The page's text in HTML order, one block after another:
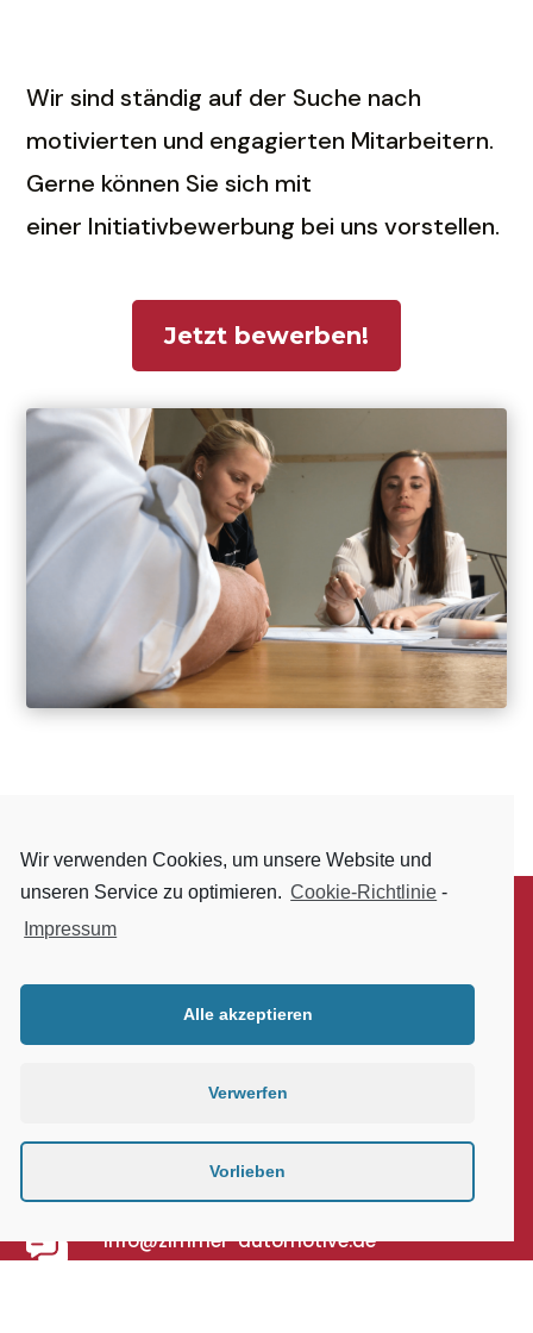
Wir sind ständig auf der Suche nach
motivierten und engagierten Mitarbeitern.
Gerne können Sie sich mit
einer Initiativbewerbung bei uns vorstellen.
Jetzt bewerben!
info@zimmer-automotive.de
Wir verwenden Cookies, um unsere Website und
unseren Service zu optimieren. Cookie-Richtlinie -
Impressum
Alle akzeptieren
Verwerfen
Vorlieben